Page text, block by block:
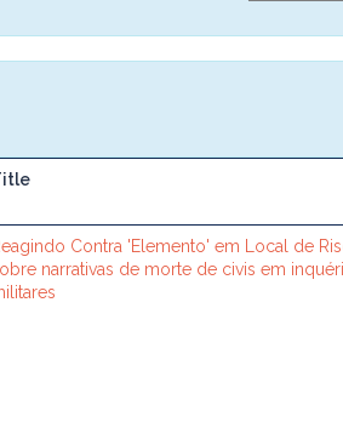
Contra 'Elemento' em Local de
narrativas de morte de civis em